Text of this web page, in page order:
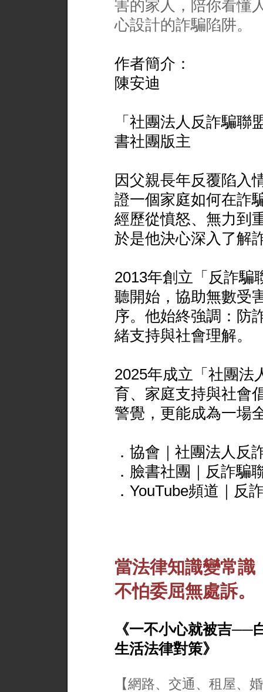
害的家人，陪你看懂
心設計的詐騙陷阱。
作者簡介：
陳安迪
「社團法人反詐騙聯
書社團版主
因父親長年反覆陷入
證一個家庭如何在詐
經歷從憤怒、無力到
於是他決心深入了解
2013年創立「反詐騙
聽開始，協助無數受
序。他始終強調：防
緒支持與社會理解。
2025年成立「社團法
育、家庭支持與社會
警覺，更能成為一場
．協會｜社團法人反
．臉書社團｜反詐騙
．YouTube頻道｜反
當法律知識變常識
不怕委屈無處訴。
《一不小心就被吉──
生活法律對策》
【網路、交通、租屋、